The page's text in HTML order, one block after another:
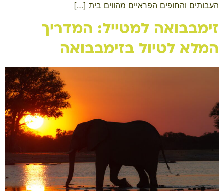
העבותים והחופים הפראיים מהווים בית […]
זימבבואה למטייל: המדריך
המלא לטיול בזימבבואה